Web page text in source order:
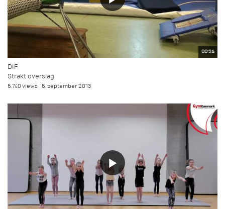
00:26
DIF
Strakt overslag
5.740 views 5. september 2013